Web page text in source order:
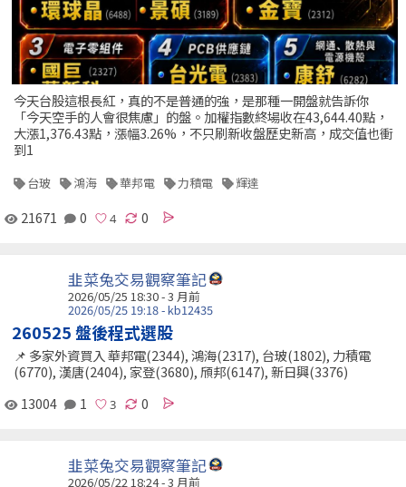
今天台股這根長紅，真的不是普通的強，是那種一開盤就告訴你
「今天空手的人會很焦慮」的盤。加權指數終場收在43,644.40點，
大漲1,376.43點，漲幅3.26%，不只刷新收盤歷史新高，成交值也衝
到1
台玻 鴻海 華邦電 力積電 輝達
21671 0 0
韭菜兔交易觀察筆記
2026/05/25 18:30 - 3 月前
2026/05/25 19:18 - kb12435
260525 盤後程式選股
📌 多家外資買入 華邦電(2344), 鴻海(2317), 台玻(1802), 力積電
(6770), 漢唐(2404), 家登(3680), 頎邦(6147), 新日興(3376)
13004
1 0
韭菜兔交易觀察筆記
2026/05/22 18:24 - 3 月前